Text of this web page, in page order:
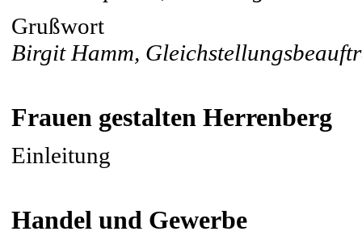
Grußwort
Birgit Hamm,
Frauen gestalten Herrenberg
Einleitung
Handel und Gewerbe